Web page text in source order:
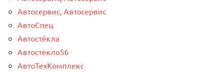
Автосервис, Автосервис
АвтоСпец
Автостёкла
Автостекло56
АвтоТехКомплекс